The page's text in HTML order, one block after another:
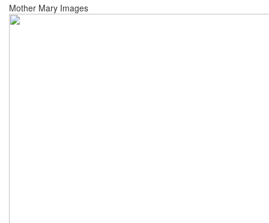
Mother Mary Images